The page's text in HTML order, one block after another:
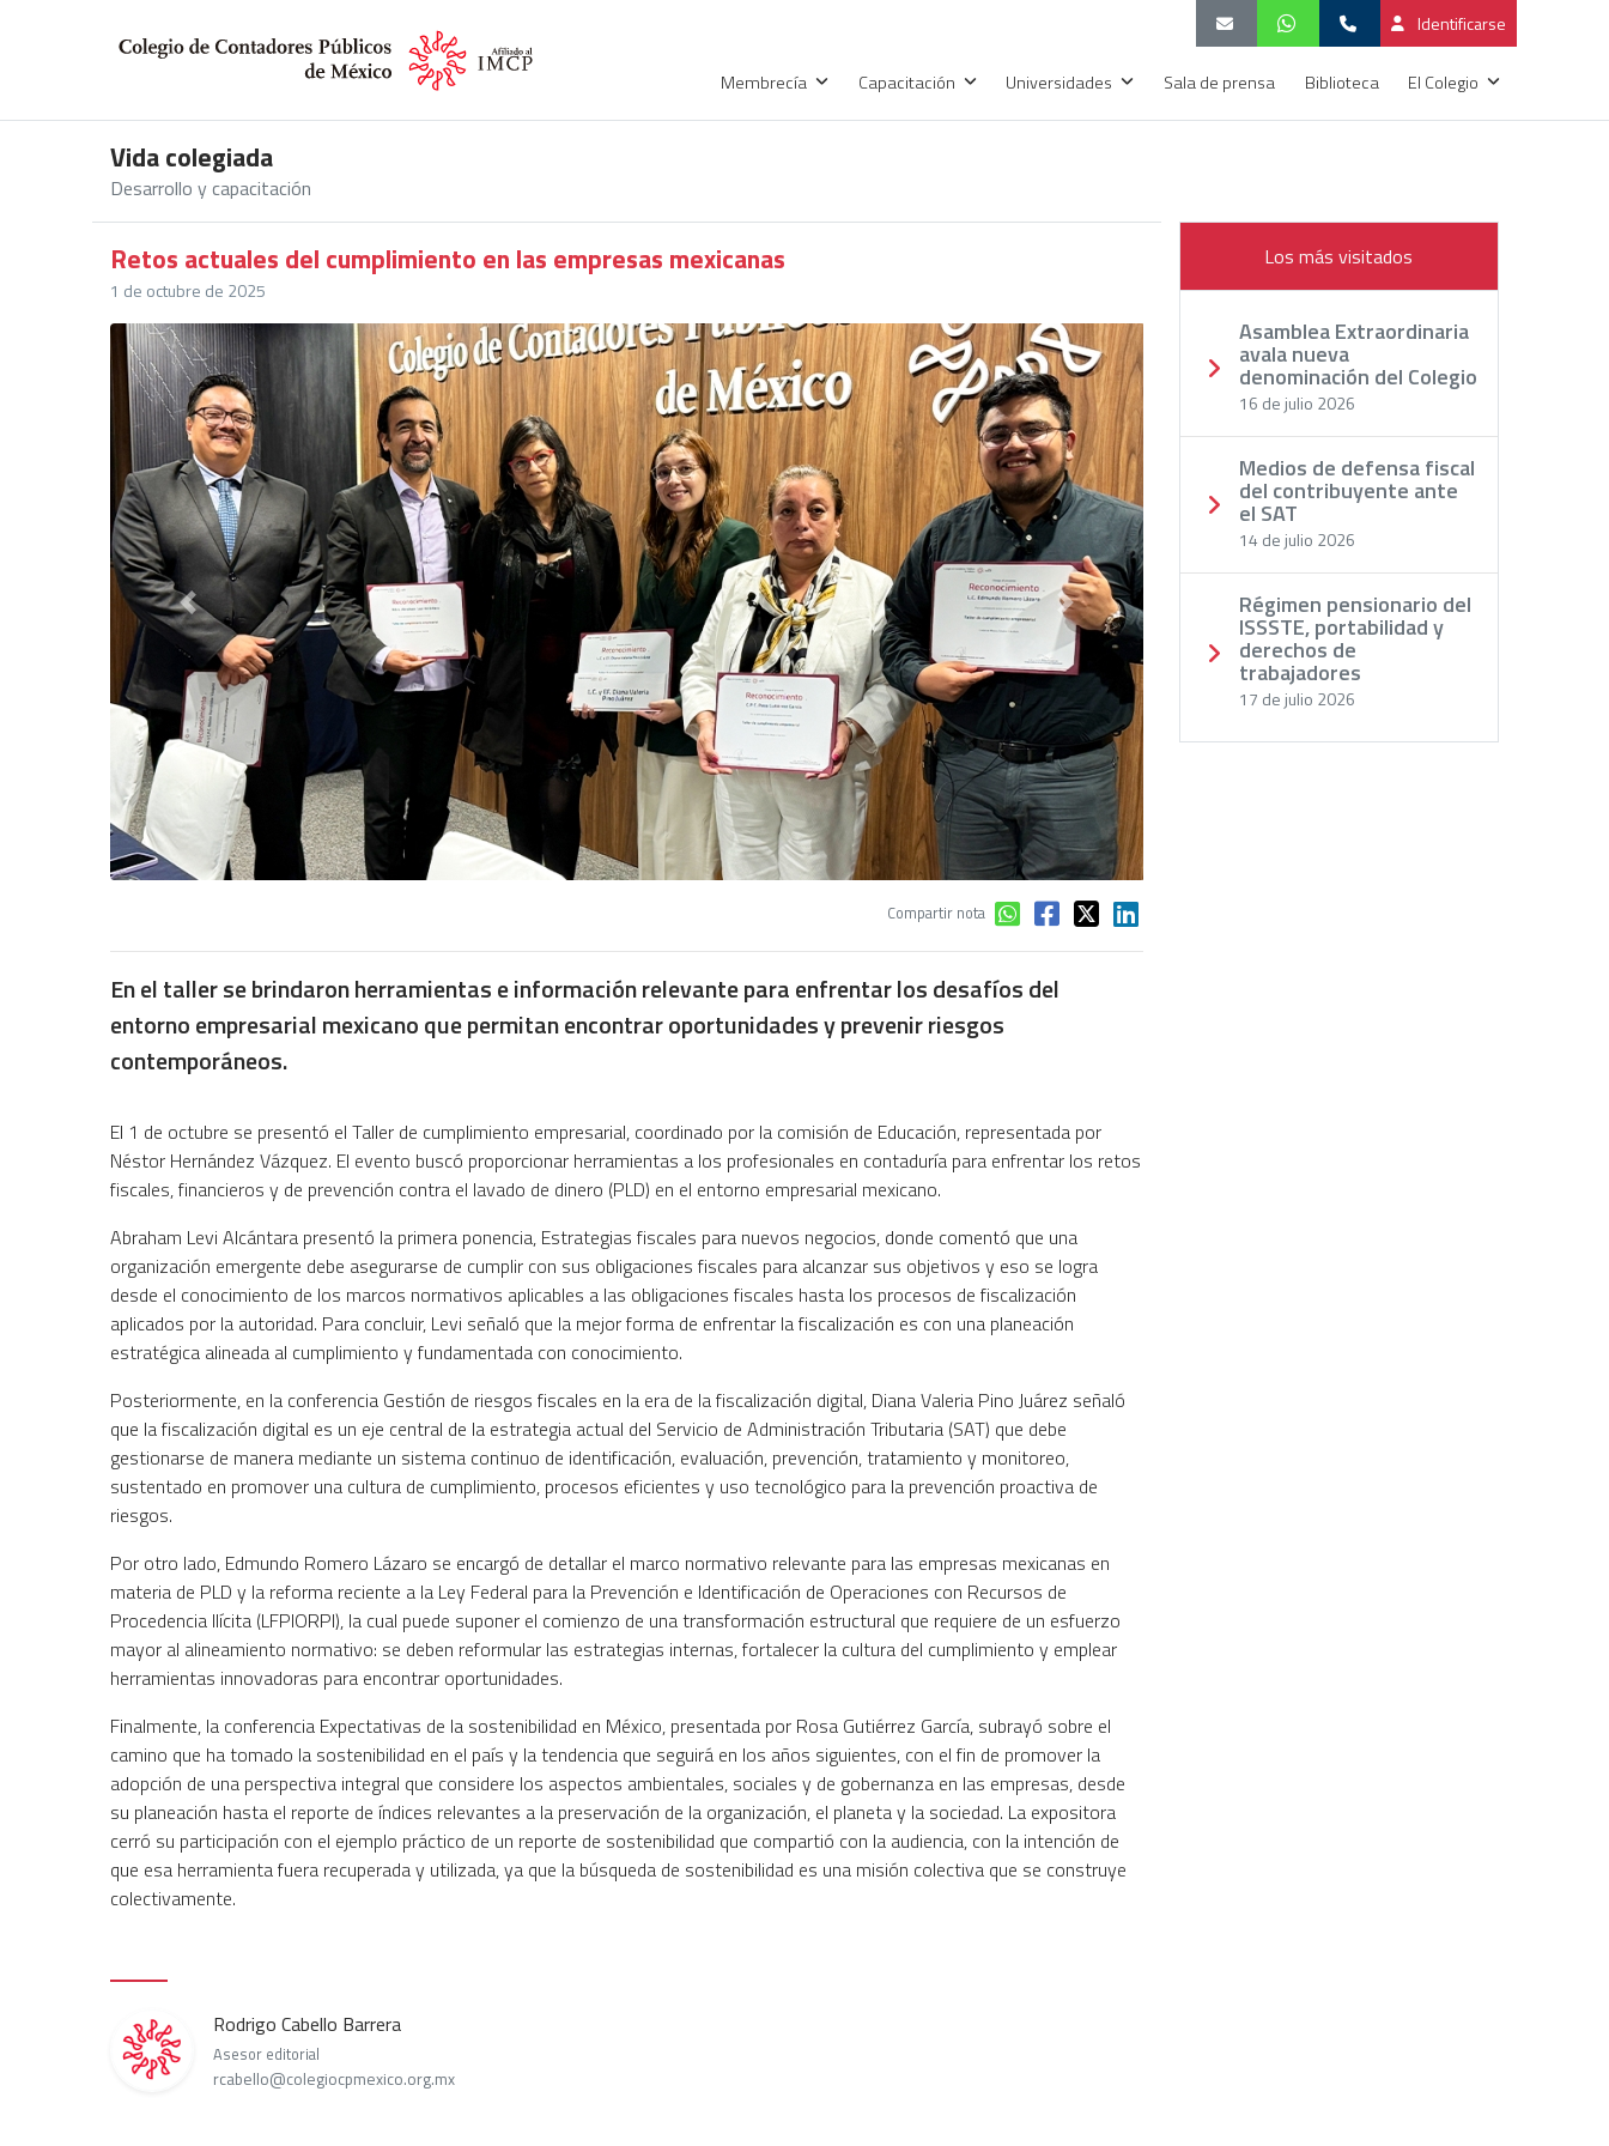
Identificarse
Membrecía Capacitación Universidades Sala de prensa Biblioteca El Colegio
Vida colegiada
Desarrollo y capacitación
Retos actuales del cumplimiento en las empresas mexicanas
1 de octubre de 2025
Previous Next
Compartir nota
En el taller se brindaron herramientas e información relevante para enfrentar los desafíos del
entorno empresarial mexicano que permitan encontrar oportunidades y prevenir riesgos
contemporáneos.
El 1 de octubre se presentó el Taller de cumplimiento empresarial, coordinado por la comisión de Educación, representada por
Néstor Hernández Vázquez. El evento buscó proporcionar herramientas a los profesionales en contaduría para enfrentar los retos
fiscales, financieros y de prevención contra el lavado de dinero (PLD) en el entorno empresarial mexicano.
Abraham Levi Alcántara presentó la primera ponencia, Estrategias fiscales para nuevos negocios, donde comentó que una
organización emergente debe asegurarse de cumplir con sus obligaciones fiscales para alcanzar sus objetivos y eso se logra
desde el conocimiento de los marcos normativos aplicables a las obligaciones fiscales hasta los procesos de fiscalización
aplicados por la autoridad. Para concluir, Levi señaló que la mejor forma de enfrentar la fiscalización es con una planeación
estratégica alineada al cumplimiento y fundamentada con conocimiento.
Posteriormente, en la conferencia Gestión de riesgos fiscales en la era de la fiscalización digital, Diana Valeria Pino Juárez señaló
que la fiscalización digital es un eje central de la estrategia actual del Servicio de Administración Tributaria (SAT) que debe
gestionarse de manera mediante un sistema continuo de identificación, evaluación, prevención, tratamiento y monitoreo,
sustentado en promover una cultura de cumplimiento, procesos eficientes y uso tecnológico para la prevención proactiva de
riesgos.
Por otro lado, Edmundo Romero Lázaro se encargó de detallar el marco normativo relevante para las empresas mexicanas en
materia de PLD y la reforma reciente a la Ley Federal para la Prevención e Identificación de Operaciones con Recursos de
Procedencia Ilícita (LFPIORPI), la cual puede suponer el comienzo de una transformación estructural que requiere de un esfuerzo
mayor al alineamiento normativo: se deben reformular las estrategias internas, fortalecer la cultura del cumplimiento y emplear
herramientas innovadoras para encontrar oportunidades.
Finalmente, la conferencia Expectativas de la sostenibilidad en México, presentada por Rosa Gutiérrez García, subrayó sobre el
camino que ha tomado la sostenibilidad en el país y la tendencia que seguirá en los años siguientes, con el fin de promover la
adopción de una perspectiva integral que considere los aspectos ambientales, sociales y de gobernanza en las empresas, desde
su planeación hasta el reporte de índices relevantes a la preservación de la organización, el planeta y la sociedad. La expositora
cerró su participación con el ejemplo práctico de un reporte de sostenibilidad que compartió con la audiencia, con la intención de
que esa herramienta fuera recuperada y utilizada, ya que la búsqueda de sostenibilidad es una misión colectiva que se construye
colectivamente.
Rodrigo Cabello Barrera
Asesor editorial
rcabello@colegiocpmexico.org.mx
Los más visitados
Asamblea Extraordinaria
avala nueva
denominación del Colegio
16 de julio 2026
Medios de defensa fiscal
del contribuyente ante
el SAT
14 de julio 2026
Régimen pensionario del
ISSSTE, portabilidad y
derechos de
trabajadores
17 de julio 2026